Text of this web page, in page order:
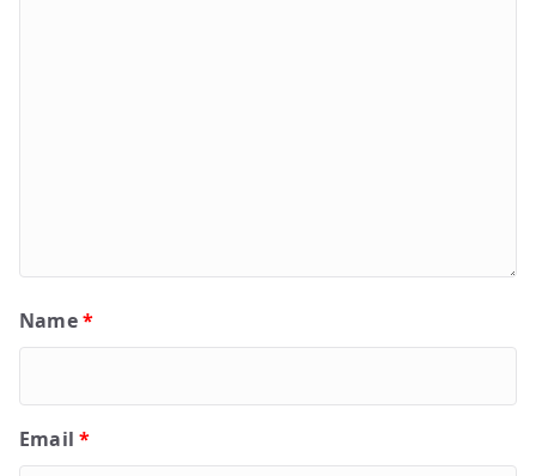
Name*
Email*